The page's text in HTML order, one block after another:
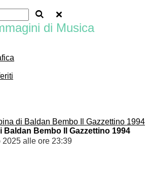
di Musica
di Baldan Bembo Il Gazzettino 1994
Baldan Bembo Il Gazzettino 1994
alle ore 23:39